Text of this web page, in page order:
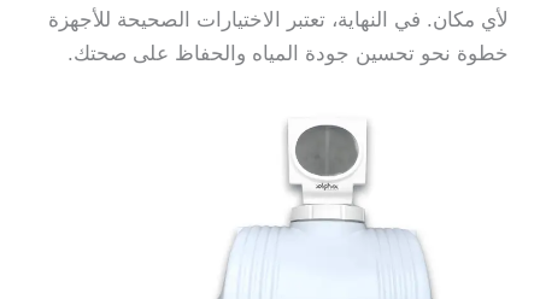
لأي مكان. في النهاية، تعتبر الاختيارات الصحيحة للأجهزة
خطوة نحو تحسين جودة المياه والحفاظ على صحتك.